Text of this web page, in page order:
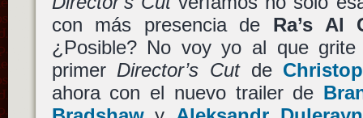
con más presencia de Ra’s Al
¿Posible? No voy yo al que
primer Director’s Cutde
ahora con el nuevo trailer de